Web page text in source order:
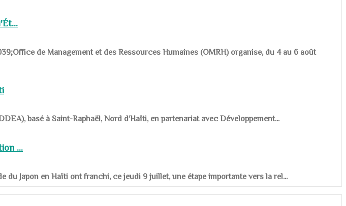
de Management et des Ressources Humaines (OMRH) organise, du 4 au 6 août
basé à Saint-Raphaël, Nord d’Haïti, en partenariat avec Développement...
...
du Japon en Haïti ont franchi, ce jeudi 9 juillet, une étape importante vers la rel...